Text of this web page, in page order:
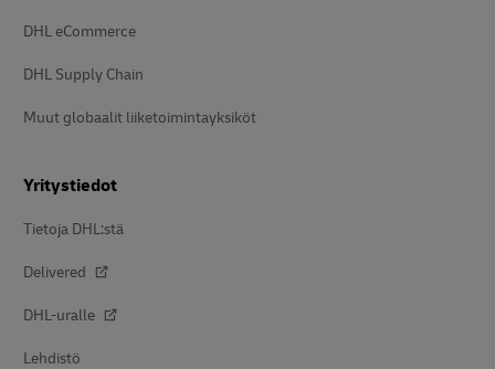
DHL eCommerce
DHL Supply Chain
Muut globaalit liiketoimintayksiköt
Yritystiedot
Tietoja DHL:stä
Delivered
DHL-uralle
Lehdistö